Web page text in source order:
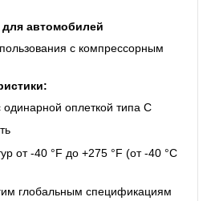
автомобилей
с компрессорным
оплеткой типа C
от -40 °F до +275 °F (от -40 °C
глобальным спецификациям